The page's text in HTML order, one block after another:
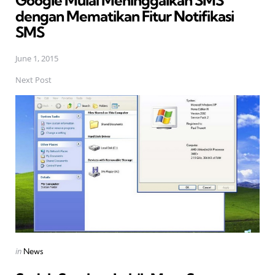
dengan Mematikan Fitur Notifikasi
SMS
June 1, 2015
Next Post
Posted
in News